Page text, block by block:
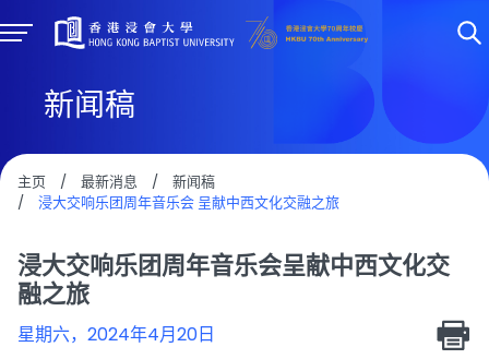
新闻稿
主页 / 最新消息 /
新闻稿
/
浸大交响乐团周年音乐会 呈献中西文化交融之旅
浸大交响乐团周年音乐会呈献中西文化交
融之旅
星期六，2024年4月20日